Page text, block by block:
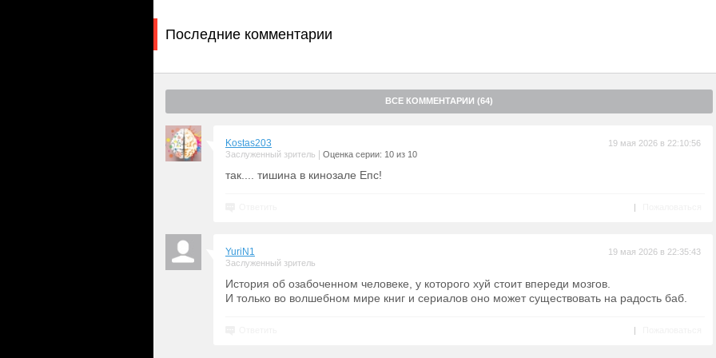
Последние комментарии
ВСЕ КОММЕНТАРИИ (64)
Kostas203
Заслуженный зритель Оценка серии: 10 из 10
19 мая 2026 в 22:10:56
так.... тишина в кинозале Епс!
|
YuriN1
Заслуженный зритель
19 мая 2026 в 22:35:43
История об озабоченном человеке, у которого хуй стоит впереди мозгов.
И только во волшебном мире книг и сериалов оно может существовать на радость баб.
|